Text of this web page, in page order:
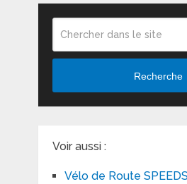
Recherche
Voir aussi :
Vélo de Route